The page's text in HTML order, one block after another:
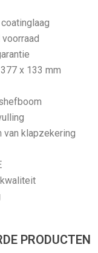
x 133 mm
van klapzekering
PRODUCTEN